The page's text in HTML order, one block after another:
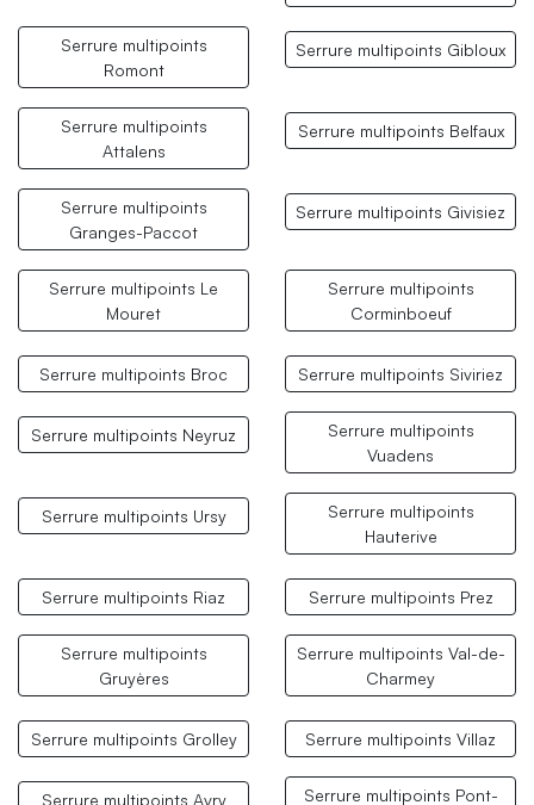
Serrure multipoints
Romont
Serrure multipoints Gibloux
Serrure multipoints
Attalens
Serrure multipoints Belfaux
Serrure multipoints
Granges-Paccot
Serrure multipoints Givisiez
Serrure multipoints Le
Mouret
Serrure multipoints
Corminboeuf
Serrure multipoints Broc Serrure multipoints Siviriez
Serrure multipoints Neyruz
Serrure multipoints
Vuadens
Serrure multipoints Ursy
Serrure multipoints
Hauterive
Serrure multipoints Riaz Serrure multipoints Prez
Serrure multipoints
Gruyères
Serrure multipoints Val-de-
Charmey
Serrure multipoints Grolley Serrure multipoints Villaz
Serrure multipoints Avry Serrure multipoints Pont-